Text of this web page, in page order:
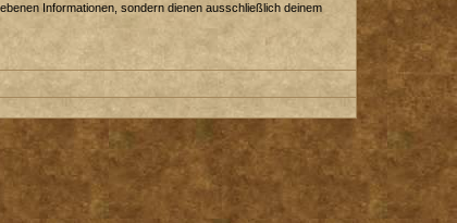
Informationen, sondern dienen ausschließlich deinem